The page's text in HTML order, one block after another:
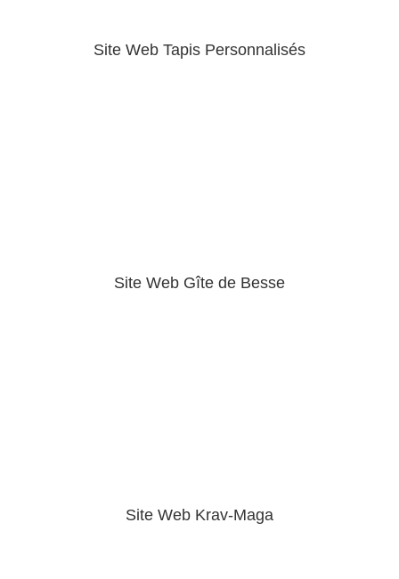
Site Web Tapis Personnalisés
Site Web Gîte de Besse
Site Web Krav-Maga